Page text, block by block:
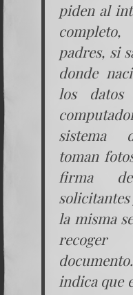
piden al
padres, si
donde
los datos
sistema
toman
firma
solicitantes
la misma
indica que